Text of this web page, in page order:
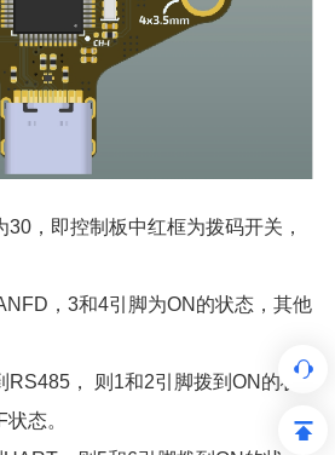
30，即控制板中红框为拨码开关，
，3和4引脚为ON的状态，其他
RS485， 则1和2引脚拨到ON的状
态。